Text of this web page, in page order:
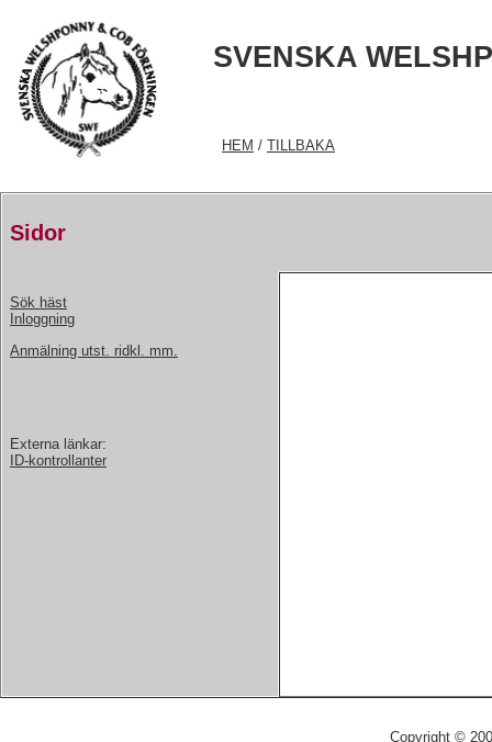
SVENSKA
HEM / TILLBAKA
Sidor
Sök häst
Inloggning
Anmälning utst. ridkl. mm.
Externa länkar:
ID-kontrollanter
Copyright ©